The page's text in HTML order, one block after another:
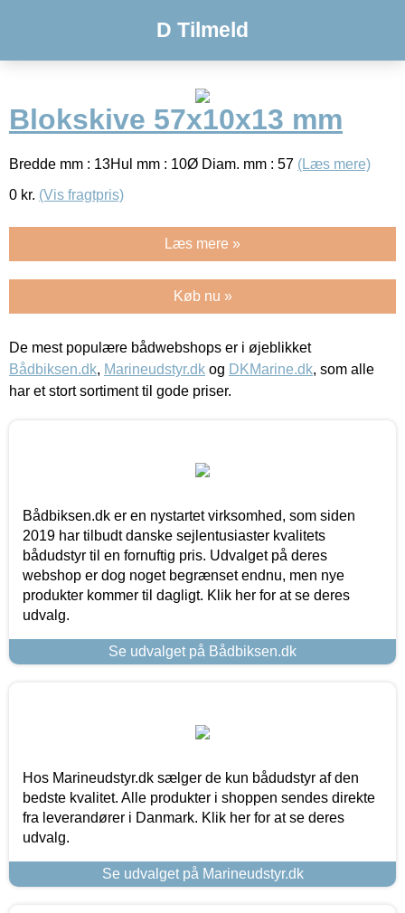
D Tilmeld
Blokskive 57x10x13 mm
Bredde mm : 13Hul mm : 10Ø Diam. mm : 57 (Læs mere)
0 kr. (Vis fragtpris)
Læs mere »
Køb nu »
De mest populære bådwebshops er i øjeblikket
Bådbiksen.dk, Marineudstyr.dk og DKMarine.dk, som alle
har et stort sortiment til gode priser.
Bådbiksen.dk er en nystartet virksomhed, som siden
2019 har tilbudt danske sejlentusiaster kvalitets
bådudstyr til en fornuftig pris. Udvalget på deres
webshop er dog noget begrænset endnu, men nye
produkter kommer til dagligt. Klik her for at se deres
udvalg.
Se udvalget på Bådbiksen.dk
Hos Marineudstyr.dk sælger de kun bådudstyr af den
bedste kvalitet. Alle produkter i shoppen sendes direkte
fra leverandører i Danmark. Klik her for at se deres
udvalg.
Se udvalget på Marineudstyr.dk